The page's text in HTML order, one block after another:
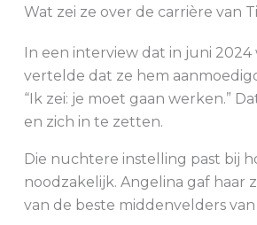
Wat zei ze over de carrière van
In een interview dat in juni
vertelde dat ze hem
“Ik zei: je moet gaan werken.”
en zich in te zetten.
Die nuchtere instelling past bij
noodzakelijk. Angelina gaf haar
van de beste middenvelders